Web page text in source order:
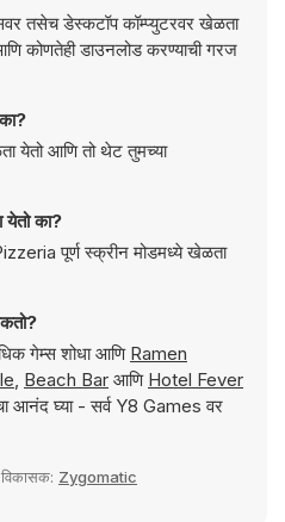
खेळता
का?
येतो आणि तो थेट तुमच्या
खेळता येतो का?
पूर्ण स्क्रीन मोडमध्ये खेळता
गेम्स शोधा आणि Ramen
, Beach Bar आणि Hotel Fever
आनंद घ्या - सर्व Y8 Games वर
विकासक: Zygomatic